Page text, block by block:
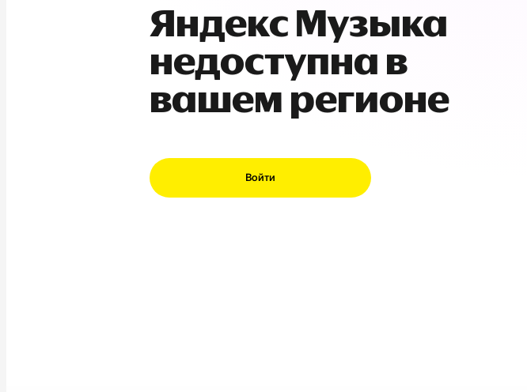
Яндекс Музыка
недоступна в
вашем регионе
Войти